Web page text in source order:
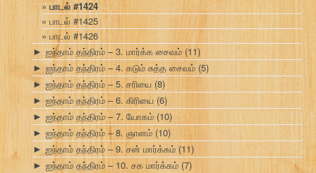
பாடல் #1424
பாடல் #1425
பாடல் #1426
► ஐந்தாம் தந்திரம் – 3. மார்க்க சைவம் (11)
► ஐந்தாம் தந்திரம் – 4. கடும் சுத்த சைவம் (5)
► ஐந்தாம் தந்திரம் – 5. சரியை (8)
► ஐந்தாம் தந்திரம் – 6. கிரியை (6)
► ஐந்தாம் தந்திரம் – 7. யோகம் (10)
► ஐந்தாம் தந்திரம் – 8. ஞானம் (10)
► ஐந்தாம் தந்திரம் – 9. சன் மார்க்கம் (11)
► ஐந்தாம் தந்திரம் – 10. சக மார்க்கம் (7)